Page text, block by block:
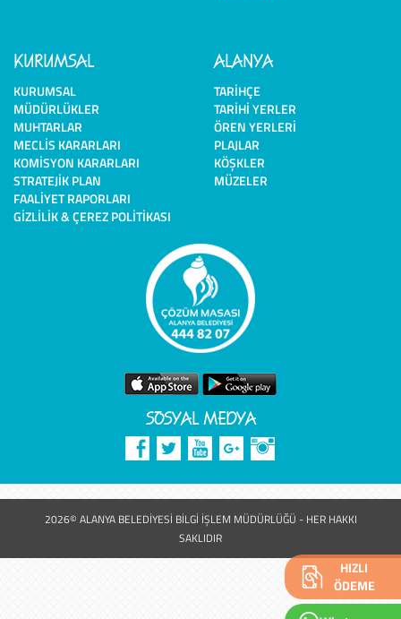
HIZLI
ÖDEME
KURUMSAL
KURUMSAL
MÜDÜRLÜKLER
MUHTARLAR
MECLIS KARARLARI
KOMISYON KARARLARI
STRATEJIK PLAN
FAALIYET RAPORLARI
GIZLILIK & ÇEREZ POLITIKASI
ALANYA
TARIHÇE
TARIHI YERLER
ÖREN YERLERI
PLAJLAR
KÖŞKLER
MÜZELER
SOSYAL MEDYA
2026© ALANYA BELEDİYESİ BİLGİ İŞLEM MÜDÜRLÜĞÜ - HER HAKKI
SAKLIDIR